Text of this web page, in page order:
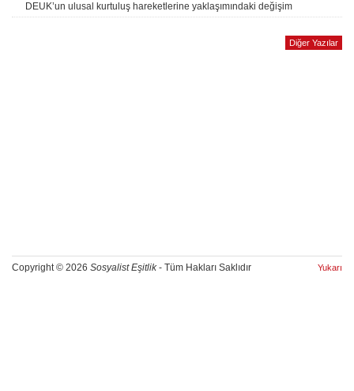
DEUK’un ulusal kurtuluş hareketlerine yaklaşımındaki değişim
Diğer Yazılar
Copyright © 2026 Sosyalist Eşitlik- Tüm Hakları Saklıdır Yukarı